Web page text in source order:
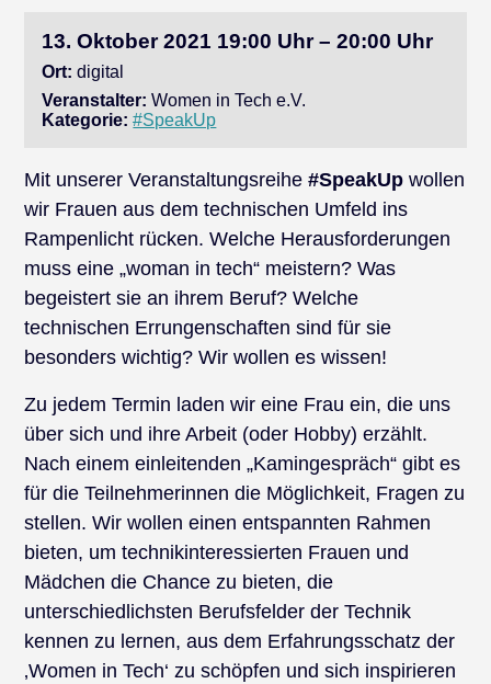
13. Oktober 2021 19:00 Uhr – 20:00 Uhr
Ort: digital
Veranstalter: Women in Tech e.V.
Kategorie: #SpeakUp
Mit unserer Veranstaltungsreihe#SpeakUp wollen
wir Frauen aus dem technischen Umfeld ins
Rampenlicht rücken. Welche Herausforderungen
muss eine „woman in tech“ meistern? Was
begeistert sie an ihrem Beruf? Welche
technischen Errungenschaften sind für sie
besonders wichtig? Wir wollen es wissen!
Zu jedem Termin laden wir eine Frau ein, die uns
über sich und ihre Arbeit (oder Hobby) erzählt.
Nach einem einleitenden „Kamingespräch“ gibt es
für die Teilnehmerinnen die Möglichkeit, Fragen zu
stellen. Wir wollen einen entspannten Rahmen
bieten, um technikinteressierten Frauen und
Mädchen die Chance zu bieten, die
unterschiedlichsten Berufsfelder der Technik
kennen zu lernen, aus dem Erfahrungsschatz der
‚Women in Tech‘ zu schöpfen und sich inspirieren